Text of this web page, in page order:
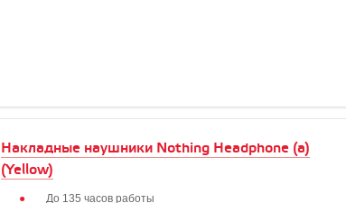
Накладные наушники Nothing Headphone (a)
(Yellow)
До 135 часов работы